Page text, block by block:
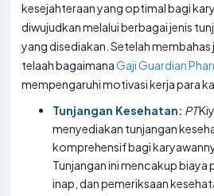
kesejahteraan yang optimal bagi
diwujudkan melalui berbagai jenis
yang disediakan. Setelah membahas
telaah bagaimanaGaji Guardian
mempengaruhi motivasi kerja para
Tunjangan Kesehatan: PT
menyediakan tunjangan
komprehensif bagi
Tunjangan ini mencakup
inap, dan pemeriksaan